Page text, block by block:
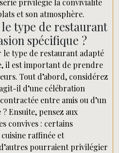
privilégie la convivialité
et son atmosphère.
type de restaurant
spécifique ?
le type de restaurant adapté
il est important de prendre
Tout d’abord, considérez
il d’une célébration
entre amis ou d’un
Ensuite, pensez aux
convives : certains
raffinée et
pourraient privilégier